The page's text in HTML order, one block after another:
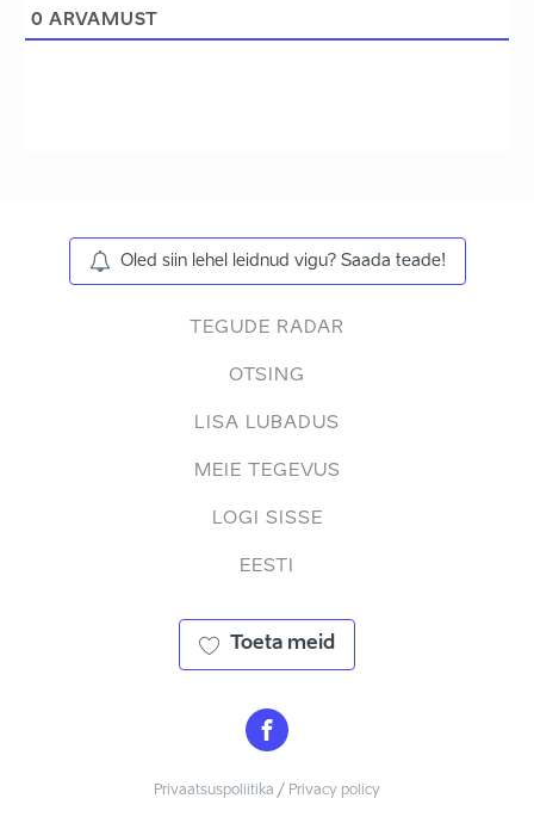
0 ARVAMUST
Oled siin lehel leidnud vigu? Saada teade!
TEGUDE RADAR
OTSING
LISA LUBADUS
MEIE TEGEVUS
LOGI SISSE
EESTI
Toeta meid
Privaatsuspoliitika / Privacy policy